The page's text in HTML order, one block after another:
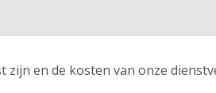
en de kosten van onze